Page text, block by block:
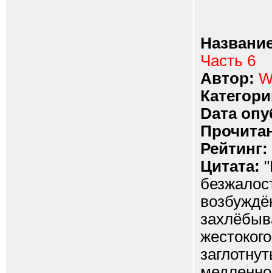
Часть 6
Автор:
Dата
Рейтинг:
Цитата: